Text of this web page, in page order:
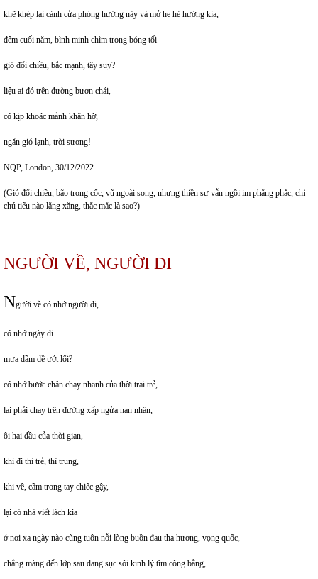
khẽ khép lại cánh cửa phòng hướng này và mở he hé hướng kia,
đêm cuối năm, bình minh chìm trong bóng tối
gió đổi chiều, bắc mạnh, tây suy?
liệu ai đó trên đường bươn chải,
có kịp khoác mảnh khăn hờ,
ngăn gió lạnh, trời sương!
NQP, London, 30/12/2022
(Gió đổi chiều, bão trong cốc, vũ ngoài song, nhưng thiền sư vẫn ngồi im phăng phắc, chỉ
chú tiểu nào lăng xăng, thắc mắc là sao?)
NGƯỜI VỀ, NGƯỜI ĐI
Người về có nhớ người đi,
có nhớ ngày đi
mưa dầm dề ướt lối?
có nhớ bước chân chạy nhanh của thời trai trẻ,
lại phải chạy trên đường xấp ngửa nạn nhân,
ôi hai đầu của thời gian,
khi đi thì trẻ, thì trung,
khi về, cầm trong tay chiếc gậy,
lại có nhà viết lách kia
ở nơi xa ngày nào cũng tuôn nỗi lòng buồn đau tha hương, vọng quốc,
chẳng màng đến lớp sau đang sục sôi kinh lý tìm công bằng,